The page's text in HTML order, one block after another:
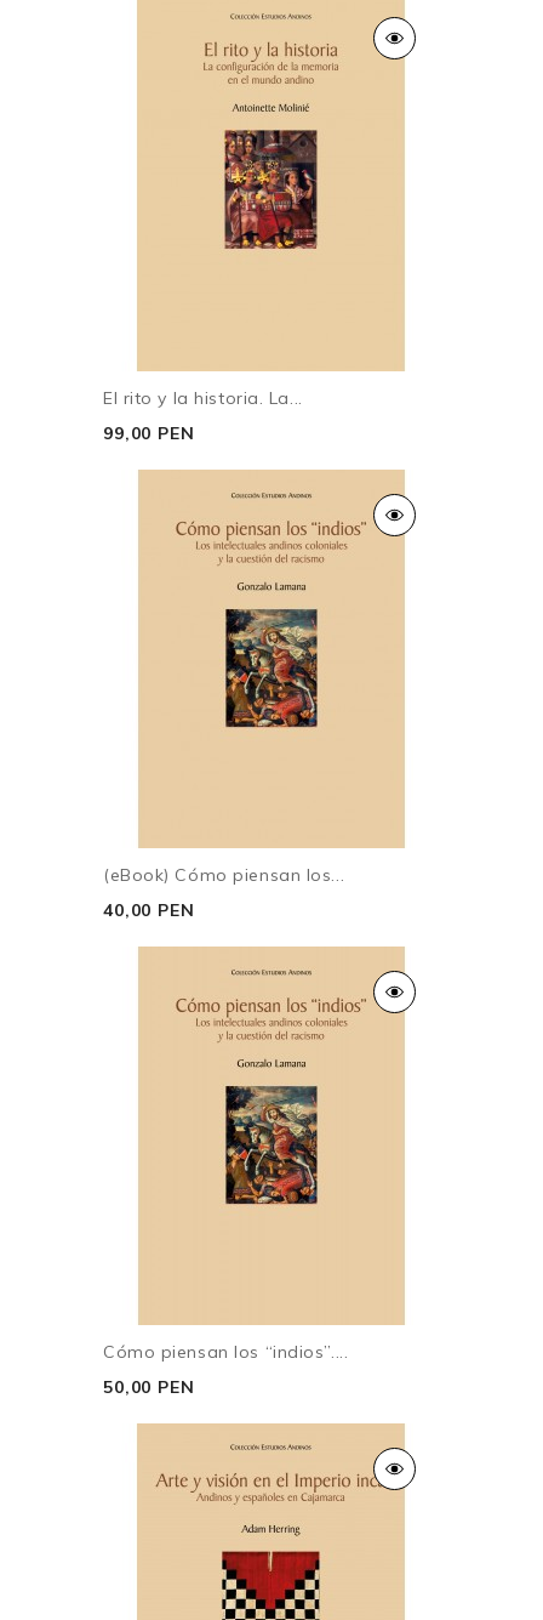
El rito y la historia. La...
99,00 PEN
(eBook) Cómo piensan los...
40,00 PEN
Cómo piensan los “indios”....
50,00 PEN